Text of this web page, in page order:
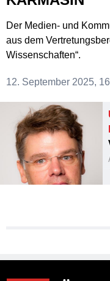
Der Medien- und
aus dem
Wissenschaften“.
12. September 2025,